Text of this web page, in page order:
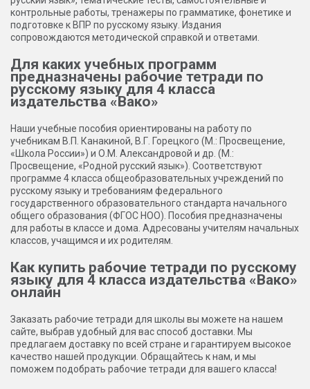
контрольные работы, тренажеры по грамматике, фонетике и
подготовке к ВПР по русскому языку. Издания
сопровождаются методической справкой и ответами.
Для каких учебных программ
предназначены рабочие тетради по
русскому языку для 4 класса
издательства «Вако»
Наши учебные пособия ориентированы на работу по
учебникам В.П. Канакиной, В.Г. Горецкого (М.: Просвещение,
«Школа России») и О.М. Александровой и др. (М.:
Просвещение, «Родной русский язык»). Соответствуют
программе 4 класса общеобразовательных учреждений по
русскому языку и требованиям федерального
государственного образовательного стандарта начального
общего образования (ФГОС НОО). Пособия предназначены
для работы в классе и дома. Адресованы учителям начальных
классов, учащимся и их родителям.
Как купить рабочие тетради по русскому
языку для 4 класса издательства «Вако»
онлайн
Заказать рабочие тетради для школы вы можете на нашем
сайте, выбрав удобный для вас способ доставки. Мы
предлагаем доставку по всей стране и гарантируем высокое
качество нашей продукции. Обращайтесь к нам, и мы
поможем подобрать рабочие тетради для вашего класса!